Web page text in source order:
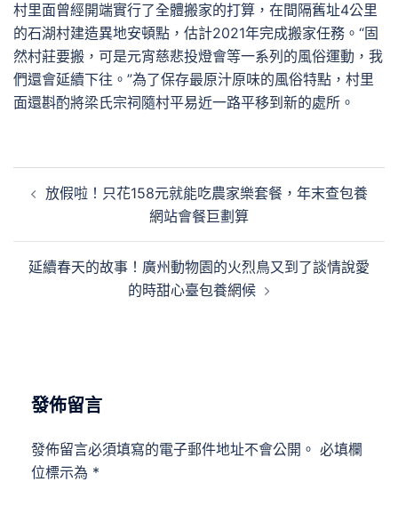
村里面曾經開端實行了全體搬家的打算，在間隔舊址4公里
的石湖村建造異地安頓點，估計2021年完成搬家任務。“固
然村莊要搬，可是元宵慈悲投燈會等一系列的風俗運動，我
們還會延續下往。”為了保存最原汁原味的風俗特點，村里
面還斟酌將梁氏宗祠隨村平易近一路平移到新的處所。
章
放假啦！只花158元就能吃農家樂套餐，年末查包養
網站會餐巨劃算
延續春天的故事！廣州動物園的火烈鳥又到了談情說愛
的時甜心臺包養網候
發佈留言
發佈留言必須填寫的電子郵件地址不會公開。 必填欄
位標示為 *